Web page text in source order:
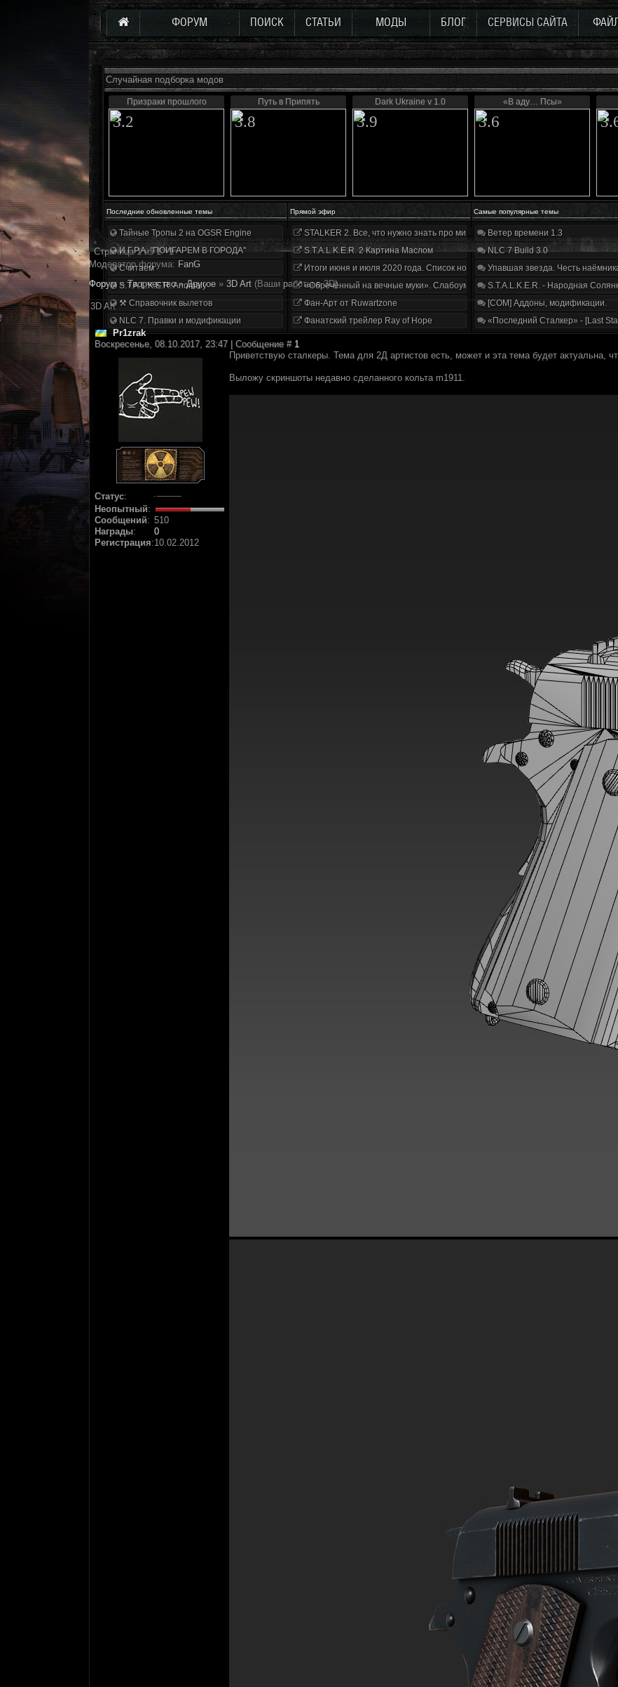
ФОРУМ ПОИСК СТАТЬИ МОДЫ БЛОГ СЕРВИСЫ САЙТА
Случайная подборка модов
Призраки прошлого
3.2
Путь в Припять
3.8
Dark Ukraine v 1.0
3.9
«В аду… Псы»
3.6
Последние обновленные темы Прямой эфир Самые популярные темы
Тайные Тропы 2 на OGSR Engine
И.Г.Р.А. "ПОИГАРЕМ В ГОРОДА"
Считаем
S.T.A.L.K.E.R. Anomaly
⚒ Справочник вылетов
NLC 7. Правки и модификации
STALKER 2. Все, что нужно знать про мир, геймплей и сюжет | Разбор трейлера
S.T.A.L.K.E.R. 2 Картина Маслом
Итоги июня и июля 2020 года. Список нововведений
«Обречённый на вечные муки». Слабоумие и отвага
Фан-Арт от Ruwartzone
Фанатский трейлер Ray of Hope
Ветер времени 1.3
NLC 7 Build 3.0
Упавшая звезда. Честь
S.T.A.L.K.E.R. - Народная
[COM] Аддоны, модификации.
«Последний Сталкер» - [Last
Страница1из1
1
Модератор форума: FanG
Форум » Творчество » Другое » 3D Art (Ваши работы в 3D)
3D Art
Pr1zrak
Воскресенье, 08.10.2017, 23:47 | Сообщение # 1
Статус:
Неопытный:
Сообщений: 510
Награды:
0
Регистрация:10.02.2012
Приветствую сталкеры. Тема для 2Д артистов есть, может и эта тема будет актуальна,
Выложу скриншоты недавно сделанного кольта m1911.